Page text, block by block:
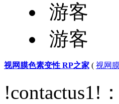
游客
游客
视网膜色素变性 RP之家 ( 视网
!contactus1!：